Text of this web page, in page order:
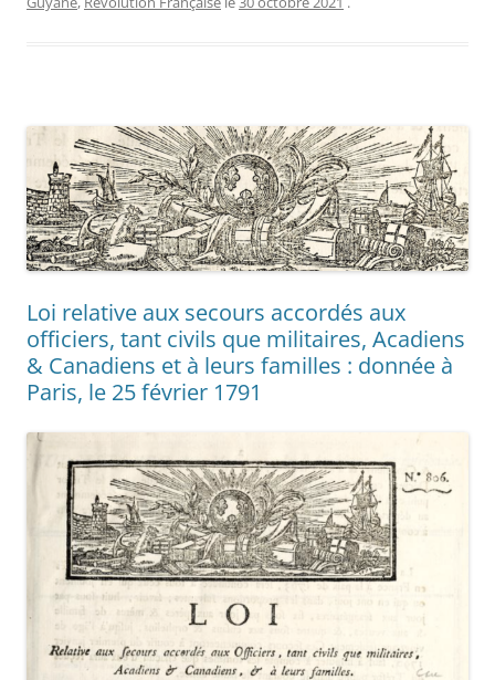
Loi relative aux secours accordés aux
officiers, tant civils que militaires, Acadiens
& Canadiens et à leurs familles : donnée à
Paris, le 25 février 1791